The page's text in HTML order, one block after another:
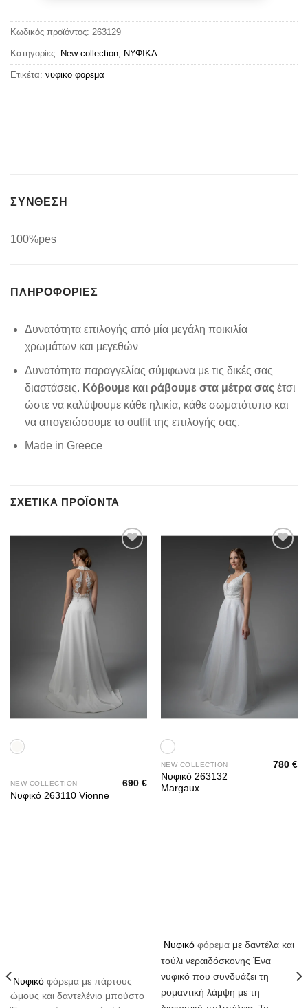
Κωδικός προϊόντος: 263129
Κατηγορίες: New collection ΝΥΦΙΚΑ
Ετικέτα: νυφικο φορεμα
ΣΥΝΘΕΣΗ
100%pes
ΠΛΗΡΟΦΟΡΊΕΣ
Δυνατότητα επιλογής από μία μεγάλη ποικιλία
χρωμάτων και μεγεθών
Δυνατότητα παραγγελίας σύμφωνα με τις δικές σας
διαστάσεις. Κόβουμε και ράβουμε στα μέτρα σας έτσι
ώστε να καλύψουμε κάθε ηλικία, κάθε σωματότυπο και
να απογειώσουμε το outfit της επιλογής σας.
Made in Greece
ΣΧΕΤΙΚΆ ΠΡΟΪΌΝΤΑ
NEW COLLECTION
Νυφικό 263110 Vionne
690€
Νυφικόφόρεμα με πάρτους
ώμους και δαντελένιο μπούστο
NEW COLLECTION
Νυφικό 263132
Margaux
780€
Νυφικόφόρεμα με δαντέλα και
τούλι νεραιδόσκονης Ένα
νυφικό που συνδυάζει τη
ρομαντική λάμψη με τη